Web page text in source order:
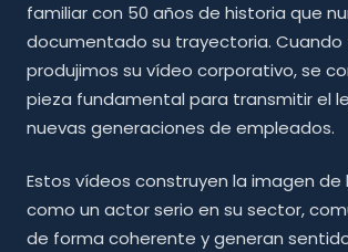
familiar con 50 años de historia que
documentado su trayectoria.
produjimos su vídeo corporativo, se
pieza fundamental para transmitir el
nuevas generaciones de empleados.
Estos vídeos construyen la imagen de
como un actor serio en su sector,
de forma coherente y generan